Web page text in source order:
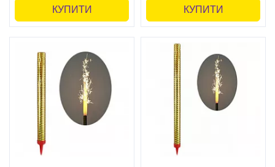
КУПИТИ КУПИТИ